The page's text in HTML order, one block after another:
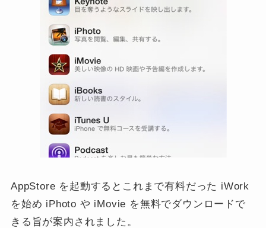
AppStore を起動するとこれまで有料だった iWork
を始め iPhoto や iMovie を無料でダウンロードで
きる旨が案内されました。